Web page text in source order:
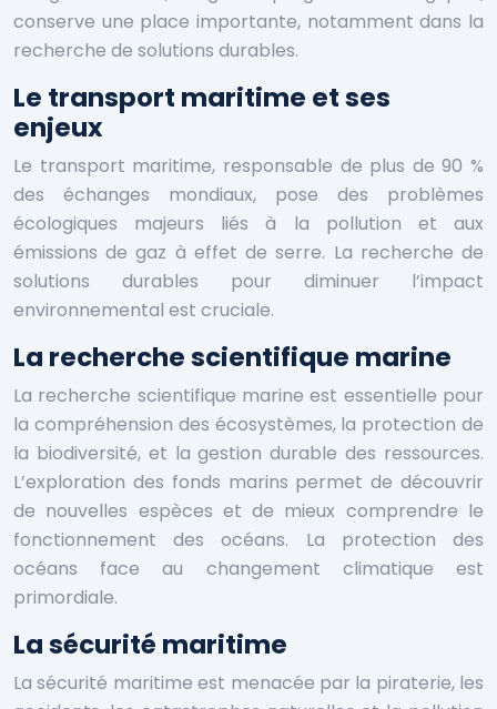
conserve une place importante, notamment dans la
recherche de solutions durables.
Le transport maritime et ses
enjeux
Le transport maritime, responsable de plus de 90 %
des échanges mondiaux, pose des problèmes
écologiques majeurs liés à la pollution et aux
émissions de gaz à effet de serre. La recherche de
solutions durables pour diminuer l’impact
environnemental est cruciale.
La recherche scientifique marine
La recherche scientifique marine est essentielle pour
la compréhension des écosystèmes, la protection de
la biodiversité, et la gestion durable des ressources.
L’exploration des fonds marins permet de découvrir
de nouvelles espèces et de mieux comprendre le
fonctionnement des océans. La protection des
océans face au changement climatique est
primordiale.
La sécurité maritime
La sécurité maritime est menacée par la piraterie, les